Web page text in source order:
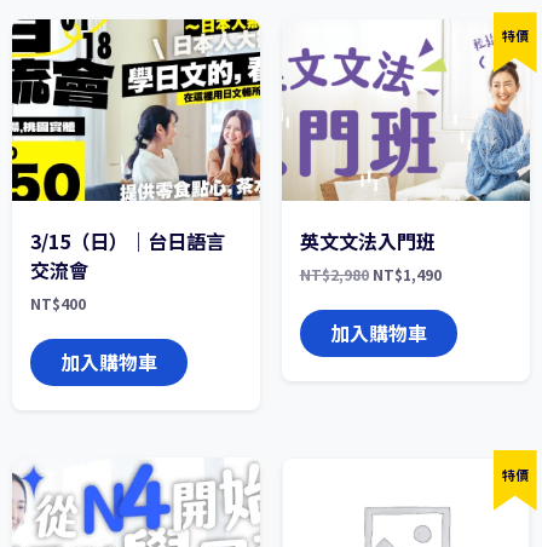
3/15（日）｜台日語言
交流會
NT$400
加入購物車
特價
英文文法入門班
NT$2,980 原
價
格：
NT$2,980。
NT$1,490目
價
格：
NT$1,490。
加入購物車
特價